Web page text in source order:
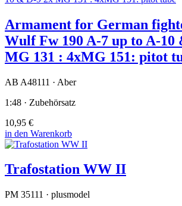
Armament for German
Wulf Fw 190 A-7 up to A-10
MG 131 : 4xMG 151: pitot
AB A48111 · Aber
1:48 · Zubehörsatz
10,95 €
in den Warenkorb
Trafostation WW II
PM 35111 · plusmodel